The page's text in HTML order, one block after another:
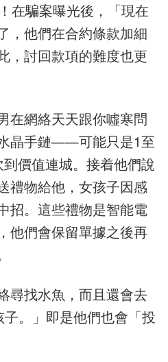
在騙案曝光後，「現在
，他們在合約條款加細
，討回款項的難度也更
在網絡天天跟你噓寒問
晶手鏈——可能只是1至
價值連城。接着他們說
禮物給他，女孩子因感
招。這些禮物是智能電
他們會保留單據之後再
尋找水魚，而且還會去
。」即是他們也會「投